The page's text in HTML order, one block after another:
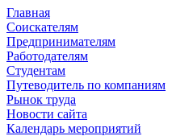
Главная
Соискателям
Предпринимателям
Работодателям
Студентам
Путеводитель по компаниям
Рынок труда
Новости сайта
Календарь мероприятий